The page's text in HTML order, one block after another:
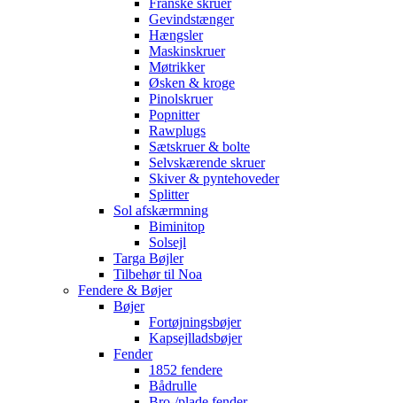
Franske skruer
Gevindstænger
Hængsler
Maskinskruer
Møtrikker
Øsken & kroge
Pinolskruer
Popnitter
Rawplugs
Sætskruer & bolte
Selvskærende skruer
Skiver & pyntehoveder
Splitter
Sol afskærmning
Biminitop
Solsejl
Targa Bøjler
Tilbehør til Noa
Fendere & Bøjer
Bøjer
Fortøjningsbøjer
Kapsejlladsbøjer
Fender
1852 fendere
Bådrulle